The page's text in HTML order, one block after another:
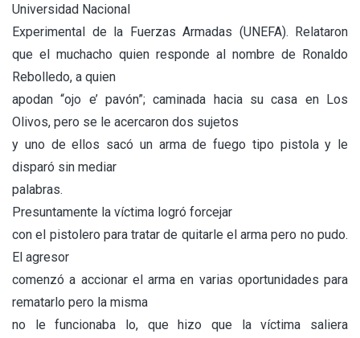
Universidad Nacional
Experimental de la Fuerzas Armadas (UNEFA). Relataron
que el muchacho quien responde al nombre de Ronaldo
Rebolledo, a quien
apodan “ojo e’ pavón”; caminada hacia su casa en Los
Olivos, pero se le acercaron dos sujetos
y uno de ellos sacó un arma de fuego tipo pistola y le
disparó sin mediar
palabras.
Presuntamente la víctima logró forcejar
con el pistolero para tratar de quitarle el arma pero no pudo.
El agresor
comenzó a accionar el arma en varias oportunidades para
rematarlo pero la misma
no le funcionaba lo, que hizo que la víctima saliera